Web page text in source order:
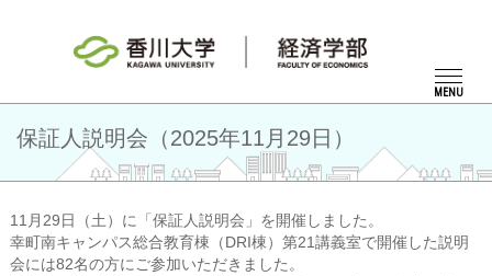
MENU
保証人説明会（2025年11月29日）
11月29日（土）に「保証人説明会」を開催しました。
幸町南キャンパス総合教育棟（DRI棟）第21講義室で開催した説明
会には82名の方にご参加いただきました。